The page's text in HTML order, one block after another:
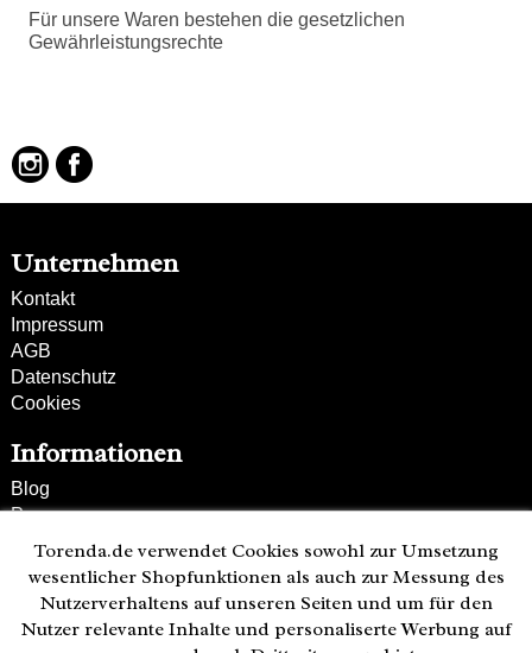
Tragweise:
Schultergurt
Für unsere Waren bestehen die gesetzlichen
Gewährleistungsrechte
Unternehmen
Kontakt
Impressum
AGB
Datenschutz
Cookies
Informationen
Blog
Presse
Partner
Versand und Zahlung
Bestellung wiederrufen
Kunden-Hotline
Torenda.de verwendet Cookies sowohl zur Umsetzung
wesentlicher Shopfunktionen als auch zur Messung des
Nutzerverhaltens auf unseren Seiten und um für den
Nutzer relevante Inhalte und personaliserte Werbung auf